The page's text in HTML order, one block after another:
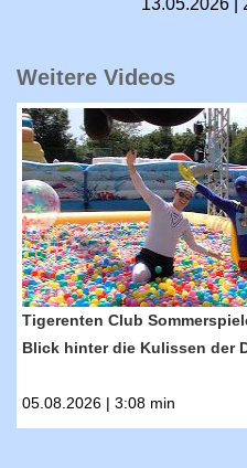
13.05.2026 |
Weitere Videos
RTF.1-Nachrichten:
Tigerenten Club
Blick hinter die Kulissen der
05.08.2026 | 3:08 min